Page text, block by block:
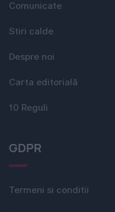
Comunicate
Stiri calde
Despre noi
Carta editorială
10 Reguli
GDPR
Termeni si conditii